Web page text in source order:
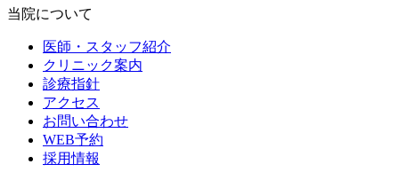
当院について
医師・スタッフ紹介
クリニック案内
診療指針
アクセス
お問い合わせ
WEB予約
採用情報